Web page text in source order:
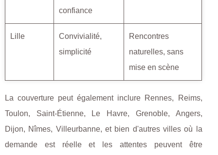
confiance
Lille
Convivialité,
simplicité
Rencontres
naturelles, sans
mise en scène
La couverture peut également inclure Rennes, Reims,
Toulon, Saint-Étienne, Le Havre, Grenoble, Angers,
Dijon, Nîmes, Villeurbanne, et bien d'autres villes où la
demande est réelle et les attentes peuvent être